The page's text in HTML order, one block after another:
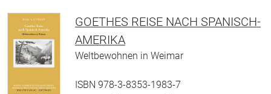
GOETHES REISE NACH SPANISCH-
AMERIKA
Weltbewohnen in Weimar
ISBN 978-3-8353-1983-7